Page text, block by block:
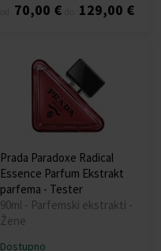
70,00 € 129,00 €
Prada Paradoxe Radical
Essence Parfum Ekstrakt
parfema - Tester
90ml - Parfemski ekstrakti -
Žene
Dostupno